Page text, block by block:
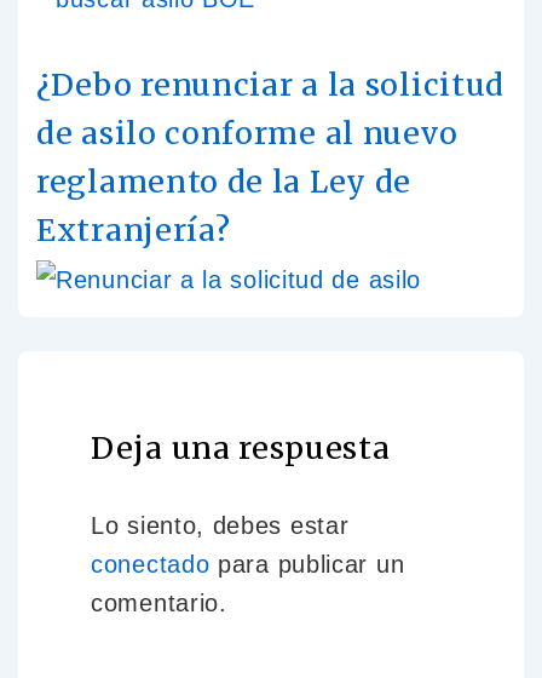
¿Debo renunciar a la solicitud
de asilo conforme al nuevo
reglamento de la Ley de
Extranjería?
Deja una respuesta
Lo siento, debes estar
conectado para publicar un
comentario.